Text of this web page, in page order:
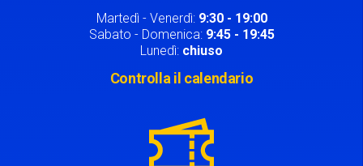
Martedì - Venerdì: 9:30 - 19:00
Sabato - Domenica: 9:45 - 19:45
Lunedì: chiuso
Controlla il calendario